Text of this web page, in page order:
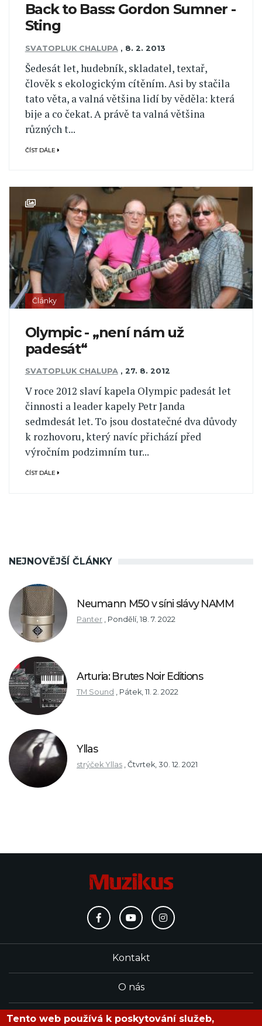
Back to Bass: Gordon Sumner -
Sting
SVATOPLUK CHALUPA , 8. 2. 2013
Šedesát let, hudebník, skladatel, textař,
člověk s ekologickým cítěním. Asi by stačila
tato věta, a valná většina lidí by věděla: která
bije a co čekat. A právě ta valná většina
různých t...
ČÍST DÁLE
Články
Olympic - „není nám už
padesát“
SVATOPLUK CHALUPA , 27. 8. 2012
V roce 2012 slaví kapela Olympic padesát let
činnosti a leader kapely Petr Janda
sedmdesát let. To jsou dostatečné dva důvody
k rozhovoru, který navíc přichází před
výročním podzimním tur...
ČÍST DÁLE
NEJNOVĚJŠÍ ČLÁNKY
Neumann M50 v síni slávy NAMM
Panter , Pondělí, 18. 7. 2022
Arturia: Brutes Noir Editions
TM Sound , Pátek, 11. 2. 2022
Yllas
strýček Yllas , Čtvrtek, 30. 12. 2021
Kontakt
O nás
Redakce
Tento web používá k poskytování služeb,